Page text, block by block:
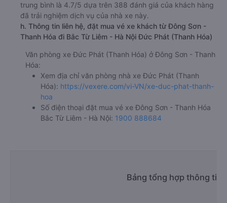
trung bình là 4.7/5 dựa trên 388 đánh giá của khách hàng
đã trải nghiệm dịch vụ của nhà xe này.
h. Thông tin liên hệ, đặt mua vé xe khách từ Đông Sơn -
Thanh Hóa đi Bắc Từ Liêm - Hà Nội Đức Phát (Thanh Hóa)
Văn phòng xe Đức Phát (Thanh Hóa) ở Đông Sơn - Thanh
Hóa:
Xem địa chỉ văn phòng nhà xe Đức Phát (Thanh
Hóa): https://vexere.com/vi-VN/xe-duc-phat-thanh-
hoa
Số điện thoại đặt mua vé xe Đông Sơn - Thanh Hóa
Bắc Từ Liêm - Hà Nội: 1900 888684
Bảng tổng hợp thông tin